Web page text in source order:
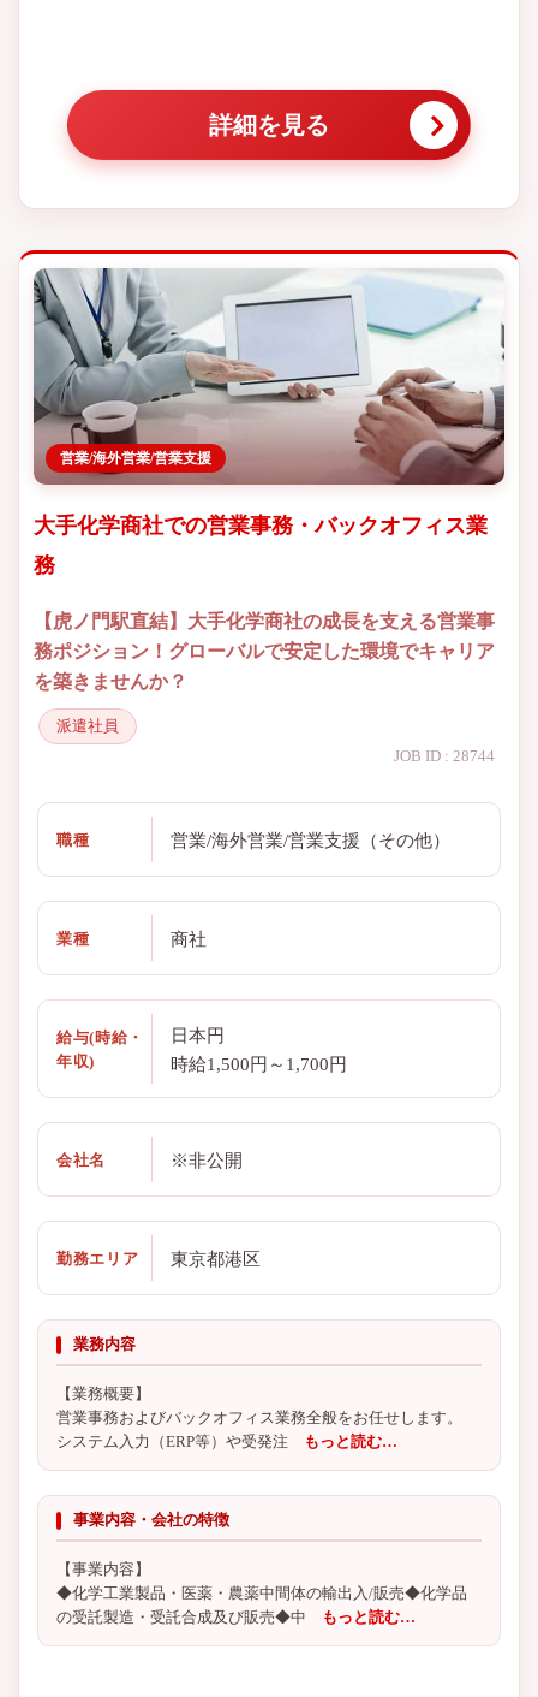
詳細を見る
営業/海外営業/営業支援
大手化学商社での営業事務・バックオフィス業
務
【虎ノ門駅直結】大手化学商社の成長を支える営業事
務ポジション！グローバルで安定した環境でキャリア
を築きませんか？
派遣社員
JOB ID : 28744
職種 営業/海外営業/営業支援（その他）
業種 商社
給与(時給・
年収)
日本円
時給1,500円～1,700円
会社名 ※非公開
勤務エリア 東京都港区
業務内容
【業務概要】
営業事務およびバックオフィス業務全般をお任せします。
システム入力（ERP等）や受発注 もっと読む…
事業内容・会社の特徴
【事業内容】
◆化学工業製品・医薬・農薬中間体の輸出入/販売◆化学品
の受託製造・受託合成及び販売◆中 もっと読む…